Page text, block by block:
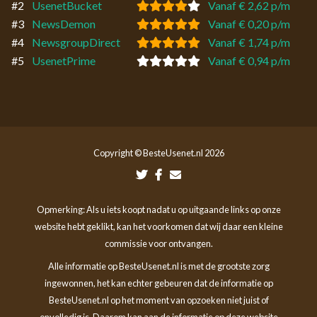
#2 UsenetBucket
Vanaf € 2,62 p/m
#3
NewsDemon
Vanaf € 0,20 p/m
#4
NewsgroupDirect
Vanaf € 1,74 p/m
#5
UsenetPrime Vanaf € 0,94 p/m
Copyright © BesteUsenet.nl 2026
Opmerking: Als u iets koopt nadat u op uitgaande links op onze
website hebt geklikt, kan het voorkomen dat wij daar een kleine
commissie voor ontvangen.
Alle informatie op BesteUsenet.nl is met de grootste zorg
ingewonnen, het kan echter gebeuren dat de informatie op
BesteUsenet.nl op het moment van opzoeken niet juist of